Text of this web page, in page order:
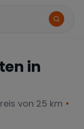
in
von 25 km •